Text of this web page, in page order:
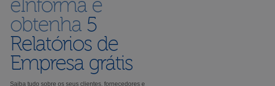
eInforma e
obtenha 5
Relatórios de
Empresa grátis
Saiba tudo sobre os seus clientes, fornecedores e